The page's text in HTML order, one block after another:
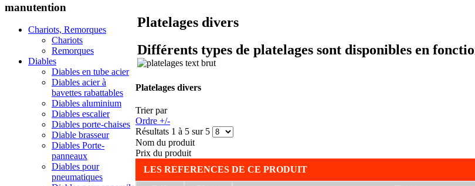
Platelages divers
Différents types de platelages sont disponibles en
Platelages divers
Trier par
Ordre +/-
Résultats 1 à 5 sur 5
Nom du produit
Prix du produit
LES REFERENCES DE CE PRODUIT
manutention
Chariots, Remorques
Chariots
Remorques
Diables
Diables en tube acier
Diables acier à
bavettes rabattables
Diables aluminium
Diables escalier
Diables porte-chaises
Diable brasseur
Diables Porte-
panneaux
Diables pour
pneumatiques